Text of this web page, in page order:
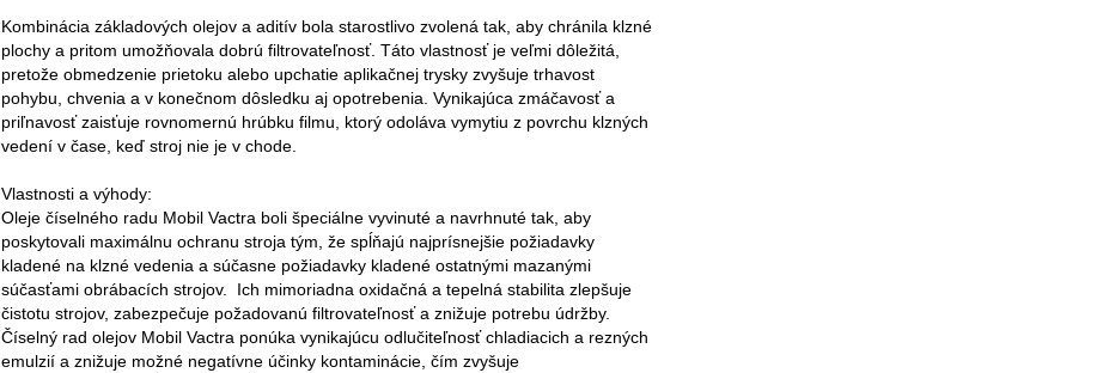
Kombinácia základových olejov a aditív bola starostlivo zvolená tak, aby chránila klzné
plochy a pritom umožňovala dobrú filtrovateľnosť. Táto vlastnosť je veľmi dôležitá,
pretože obmedzenie prietoku alebo upchatie aplikačnej trysky zvyšuje trhavost
pohybu, chvenia a v konečnom dôsledku aj opotrebenia. Vynikajúca zmáčavosť a
priľnavosť zaisťuje rovnomernú hrúbku filmu, ktorý odoláva vymytiu z povrchu klzných
vedení v čase, keď stroj nie je v chode.
Vlastnosti a výhody:
Oleje číselného radu Mobil Vactra boli špeciálne vyvinuté a navrhnuté tak, aby
poskytovali maximálnu ochranu stroja tým, že spĺňajú najprísnejšie požiadavky
kladené na klzné vedenia a súčasne požiadavky kladené ostatnými mazanými
súčasťami obrábacích strojov. Ich mimoriadna oxidačná a tepelná stabilita zlepšuje
čistotu strojov, zabezpečuje požadovanú filtrovateľnosť a znižuje potrebu údržby.
Číselný rad olejov Mobil Vactra ponúka vynikajúcu odlučiteľnosť chladiacich a rezných
emulzií a znižuje možné negatívne účinky kontaminácie, čím zvyšuje